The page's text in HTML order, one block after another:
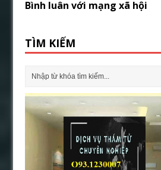
Bình luân với mạng xã hội
TÌM KIẾM